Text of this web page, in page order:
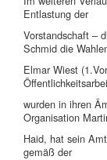
Entlastung der
Vorstandschaft –
Schmid die
Elmar Wiest
wurden in ihren
Organisation
Haid, hat sein
gemäß der